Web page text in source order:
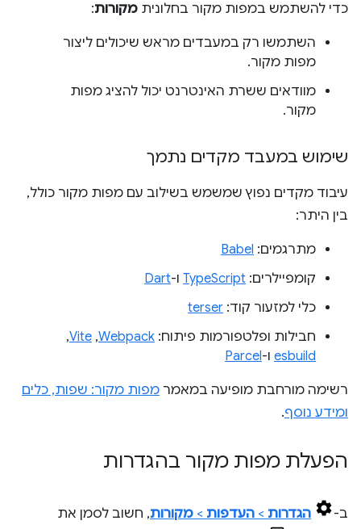
כדי להשתמש במפות מקור בחלונית מקורות:
השתמשו רק במעבדים מראש שיכולים ליצור
מפות מקור.
מוודאים ששרת האינטרנט יכול להציג מפות
מקור.
שימוש במעבד מקדים נתמך
עיבוד מקדים נפוץ שמשמש בשילוב עם מפות מקור כולל,
בין היתר:
מתרגמים: Babel
קומפיילרים: TypeScript ו-Dart
כלי למזעור קוד: terser
חבילות ופלטפורמות פיתוח: Webpack
,‏
Vite
,‏
esbuild ו-Parcel
רשימה מורחבת מופיעה במאמר מפות מקור: שפות, כלים
ומידע נוסף.
הפעלת מפות מקור בהגדרות
ב- הגדרות > העדפות > מקורות, חשוב לסמן את